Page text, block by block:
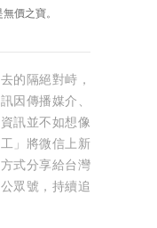
價之寶。
的隔絕對峙，
因傳播媒介、
訊並不如想像
」將微信上新
式分享給台灣
眾號，持續追